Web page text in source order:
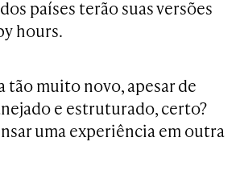
países terão suas versões
hours.
tão muito novo, apesar de
e estruturado, certo?
uma experiência em outra